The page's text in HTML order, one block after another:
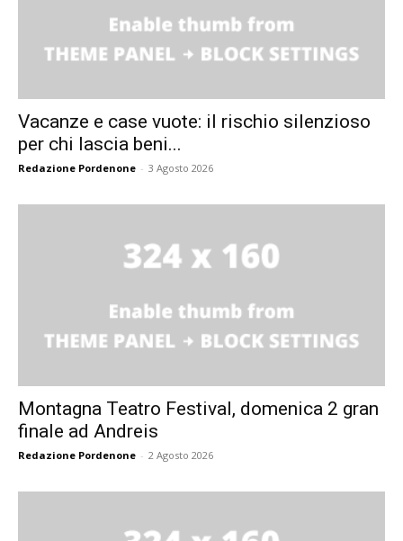
Vacanze e case vuote: il rischio silenzioso
per chi lascia beni...
Redazione Pordenone - 3 Agosto 2026
Montagna Teatro Festival, domenica 2 gran
finale ad Andreis
Redazione Pordenone - 2 Agosto 2026